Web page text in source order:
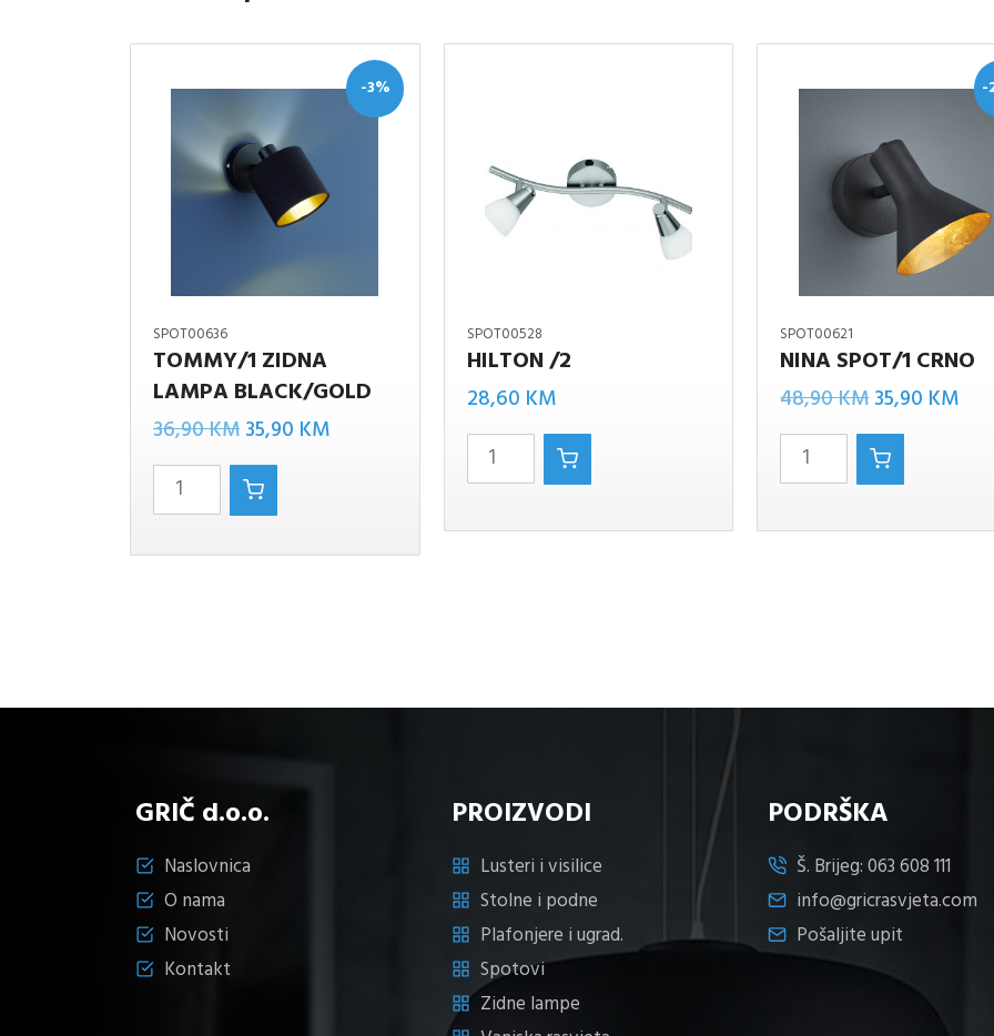
-3%
SPOT00636
TOMMY/1 ZIDNA
LAMPA BLACK/GOLD
36,90KM Izvorna
cijena
bila
36,90 KM.
35,90 KMTrenutna
TOMMY/1
LAMPA
BLACK/GOLD
SPOT00528
HILTON /2
28,60 KM
HILTON
količina
-
SPOT00621
NINA SPOT/1 CRNO
48,90KMIzvorna
cijena
bila
48,90 KM.
35,90 KM
SPOT/1
količina
GRIČ d.o.o.
Naslovnica
O nama
Novosti
Kontakt
PROIZVODI
Lusteri i visilice
Stolne i podne
Plafonjere i ugrad.
Spotovi
Zidne lampe
PODRŠKA
Š. Brijeg:063 608 111
info@gricrasvjeta.com
Pošaljite upit